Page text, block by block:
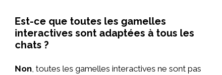
Est-ce que toutes les gamelles
interactives sont adaptées à tous les
chats ?
Non , toutes les gamelles interactives ne sont pas